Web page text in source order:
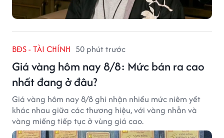
BĐS - TÀI CHÍNH 50 phút trước
Giá vàng hôm nay 8/8: Mức bán ra cao
nhất đang ở đâu?
Giá vàng hôm nay 8/8 ghi nhận nhiều mức niêm yết
khác nhau giữa các thương hiệu, với vàng nhẫn và
vàng miếng tiếp tục ở vùng giá cao.